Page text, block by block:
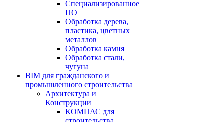
Специализированное
ПО
Обработка дерева,
пластика, цветных
металлов
Обработка камня
Обработка стали,
чугуна
BIM для гражданского и
промышленного строительства
Архитектура и
Конструкции
КОМПАС для